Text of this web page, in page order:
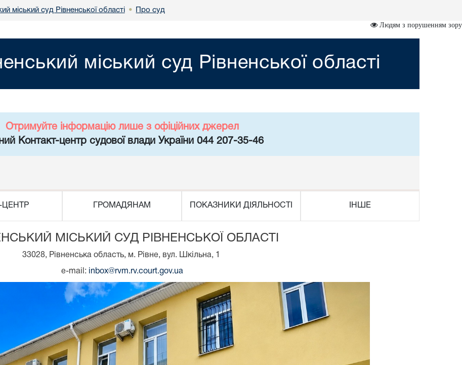
міський суд Рівненської області • Про суд
Людям з порушенням зору
міський суд Рівненської області
Отримуйте інформацію лише з офіційних джерел
Контакт-центр судової влади України 044 207-35-46
ЦЕНТР ГРОМАДЯНАМ ПОКАЗНИКИ ДІЯЛЬНОСТІ ІНШЕ
МІСЬКИЙ СУД РІВНЕНСЬКОЇ ОБЛАСТІ
33028, Рівненська область, м. Рівне, вул. Шкільна, 1
e-mail: inbox@rvm.rv.court.gov.ua